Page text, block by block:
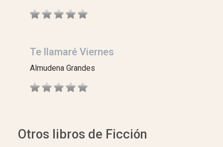
Te llamaré Viernes
Almudena Grandes
Otros libros de Ficción